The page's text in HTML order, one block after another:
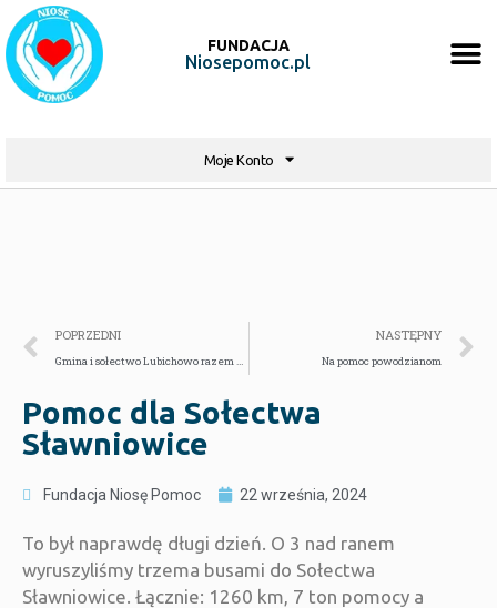
FUNDACJA
Niosepomoc.pl
Moje Konto
POPRZEDNI NASTĘPNY
Na pomoc powodzianom
Pomoc dla Sołectwa
Sławniowice
Fundacja Niosę Pomoc 22 września, 2024
To był naprawdę długi dzień. O 3 nad ranem
wyruszyliśmy trzema busami do Sołectwa
Sławniowice. Łącznie: 1260 km, 7 ton pomocy a